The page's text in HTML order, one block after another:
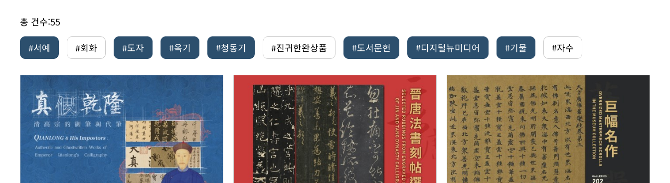
총 건수:55
#서예
#회화 #도자 #옥기 #청동기 #진귀한완상품 #도서문헌 #디지털뉴미디어 #기물 #자수